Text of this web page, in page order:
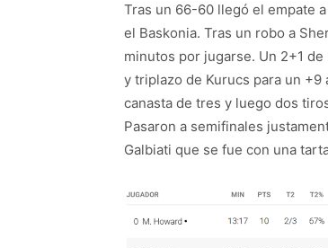
Tras un 66-60 llegó el empate
el Baskonia. Tras un robo a
minutos por jugarse. Un 2+1
y triplazo de Kurucs para un
canasta de tres y luego dos
Pasaron a semifinales
Galbiati que se fue con una